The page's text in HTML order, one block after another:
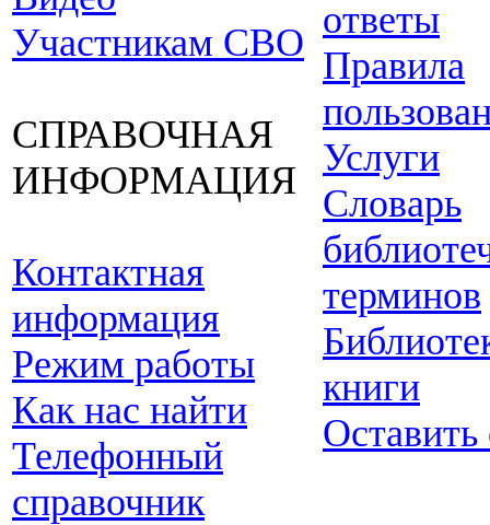
Участникам СВО
СПРАВОЧНАЯ
ИНФОРМАЦИЯ
Контактная
информация
Режим работы
Как нас найти
Телефонный
справочник
ответы
Правила
Услуги
Словарь
терминов
книги
Оставить